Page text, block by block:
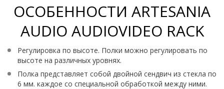
ОСОБЕННОСТИ ARTESANIA
AUDIO AUDIOVIDEO RACK
Регулировка по высоте. Полки можно регулировать по
высоте на различных уровнях.
Полка представляет собой двойной сендвич из стекла по
6 мм. каждое со специальной обработкой между ними.